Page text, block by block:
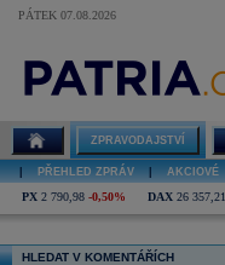
PÁTEK 07.08.2026
ZPRAVODAJSTVÍ
PŘEHLED ZPRÁV AKCIOVÉ
PX 2 790,98 -0,50% DAX 26 357,21
HLEDAT V KOMENTÁŘÍCH